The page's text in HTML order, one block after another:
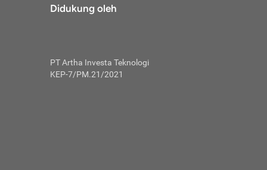
Mulai
kembali ideal.
utang
Didukung oleh
PT Artha Investa Teknologi
KEP-7/PM.21/2021